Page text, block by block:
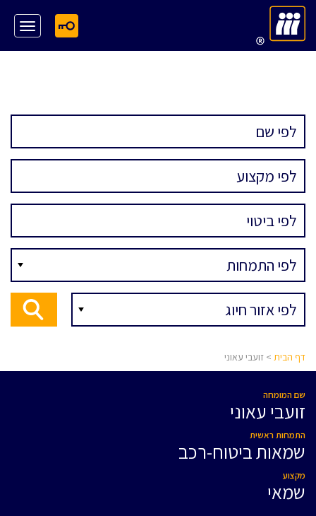
דף הבית > זועבי עאוני
שם המומחה
זועבי עאוני
התמחות ראשית
שמאות ביטוח-רכב
מקצוע
שמאי